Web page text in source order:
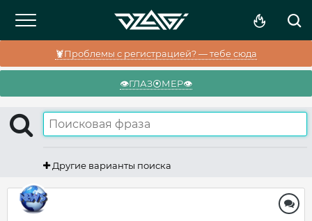
🦞Проблемы с регистрацией? — тебе сюда
👁️ГЛАЗ⦿МЕР👁️
Другие варианты поиска